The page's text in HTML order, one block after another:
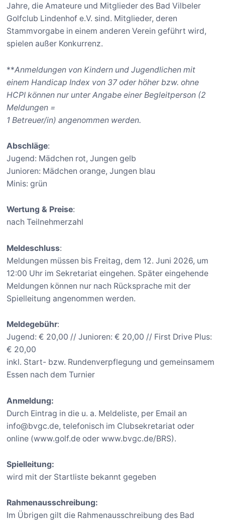
Jahre, die Amateure und Mitglieder des Bad Vilbeler
Golfclub Lindenhof e.V. sind. Mitglieder, deren
Stammvorgabe in einem anderen Verein geführt wird,
spielen außer Konkurrenz.
**Anmeldungen von Kindern und Jugendlichen mit
einem Handicap Index von 37 oder höher bzw. ohne
HCPI können nur unter Angabe einer Begleitperson (2
Meldungen =
1 Betreuer/in) angenommen werden.
Abschläge:
Jugend: Mädchen rot, Jungen gelb
Junioren: Mädchen orange, Jungen blau
Minis: grün
Wertung & Preise:
nach Teilnehmerzahl
Meldeschluss:
Meldungen müssen bis Freitag, dem 12. Juni 2026, um
12:00 Uhr im Sekretariat eingehen. Später eingehende
Meldungen können nur nach Rücksprache mit der
Spielleitung angenommen werden.
Meldegebühr:
Jugend: € 20,00 // Junioren: € 20,00 // First Drive Plus:
€ 20,00
inkl. Start- bzw. Rundenverpflegung und gemeinsamem
Essen nach dem Turnier
Anmeldung:
Durch Eintrag in die u. a. Meldeliste, per Email an
info@bvgc.de, telefonisch im Clubsekretariat oder
online (www.golf.de oder www.bvgc.de/BRS).
Spielleitung:
wird mit der Startliste bekannt gegeben
Rahmenausschreibung:
Im Übrigen gilt die Rahmenausschreibung des Bad